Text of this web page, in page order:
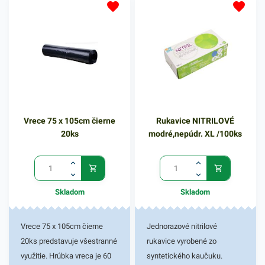
Nitrilové rukavice sú vysoko
Vďaka jedinečným
kaderníctvach, laboratóriach
100 ks rukavíc v modrej
Vrece 75 x 105cm čierne
20ks
Skladom
Vrece 75 x 105cm čierne
20ks predstavuje všestranné
využitie. Hrúbka vreca je 60
Rukavice NITRILOVÉ
modré,nepúdr. XL /100ks
Skladom
Jednorazové nitrilové
rukavice vyrobené zo
syntetického kaučuku.